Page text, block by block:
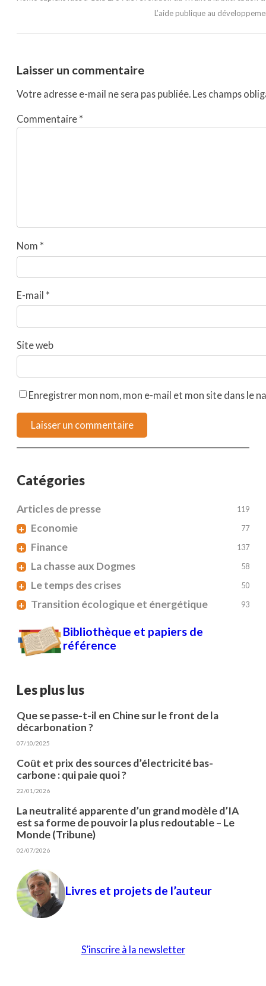
L’aide publique au
Laisser un commentaire
Votre adresse e-mail ne sera pas publiée. Les champs
Commentaire *
Nom *
E-mail *
Site web
Enregistrer mon nom, mon e-mail et mon site dans le
Catégories
Articles de presse 119
+ Economie 77
+ Finance 137
+ La chasse aux Dogmes 58
+ Le temps des crises 50
+ Transition écologique et énergétique 93
Bibliothèque et papiers de
référence
Les plus lus
Que se passe-t-il en Chine sur le front de la
décarbonation ?
07/10/2025
Coût et prix des sources d’électricité bas-
carbone : qui paie quoi ?
22/01/2026
La neutralité apparente d’un grand modèle d’IA
est sa forme de pouvoir la plus redoutable – Le
Monde (Tribune)
02/07/2026
Livres et projets de l’auteur
S’inscrire à la newsletter